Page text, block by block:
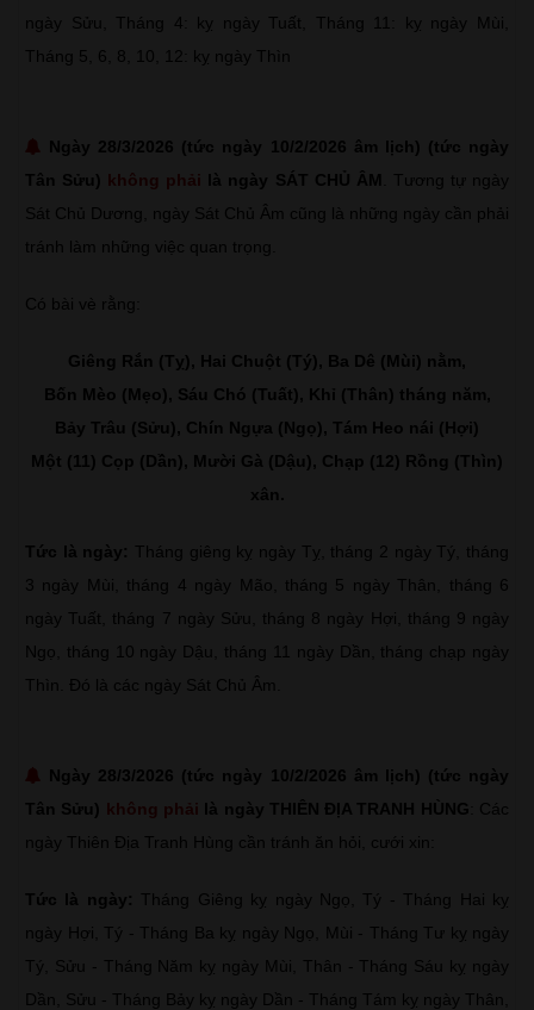
ngày Sửu, Tháng 4: kỵ ngày Tuất, Tháng 11: kỵ ngày Mùi,
Tháng 5, 6, 8, 10, 12: kỵ ngày Thìn
Ngày 28/3/2026 (tức ngày 10/2/2026 âm lịch) (tức ngày
Tân Sửu) không phải là ngày SÁT CHỦ ÂM
. Tương tự ngày
Sát Chủ Dương, ngày Sát Chủ Âm cũng là những ngày cần phải
tránh làm những việc quan trọng.
Có bài vè rằng:
Giêng Rắn (Tỵ), Hai Chuột (Tý), Ba Dê (Mùi) nằm,
Bốn Mèo (Mẹo), Sáu Chó (Tuất), Khỉ (Thân) tháng năm,
Bảy Trâu (Sửu), Chín Ngựa (Ngọ), Tám Heo nái (Hợi)
Một (11) Cọp (Dần), Mười Gà (Dậu), Chạp (12) Rồng (Thìn)
xân.
Tức là ngày: Tháng giêng kỵ ngày Tỵ, tháng 2 ngày Tý, tháng
3 ngày Mùi, tháng 4 ngày Mão, tháng 5 ngày Thân, tháng 6
ngày Tuất, tháng 7 ngày Sửu, tháng 8 ngày Hợi, tháng 9 ngày
Ngọ, tháng 10 ngày Dậu, tháng 11 ngày Dần, tháng chạp ngày
Thìn. Đó là các ngày Sát Chủ Âm.
Ngày 28/3/2026 (tức ngày 10/2/2026 âm lịch) (tức ngày
Tân Sửu) không phải là ngày THIÊN ĐỊA TRANH HÙNG : Các
ngày Thiên Địa Tranh Hùng cần tránh ăn hỏi, cưới xin:
Tức là ngày: Tháng Giêng kỵ ngày Ngọ, Tý - Tháng Hai kỵ
ngày Hợi, Tý - Tháng Ba kỵ ngày Ngọ, Mùi - Tháng Tư kỵ ngày
Tý, Sửu - Tháng Năm kỵ ngày Mùi, Thân - Tháng Sáu kỵ ngày
Dần, Sửu - Tháng Bảy kỵ ngày Dần - Tháng Tám kỵ ngày Thân,